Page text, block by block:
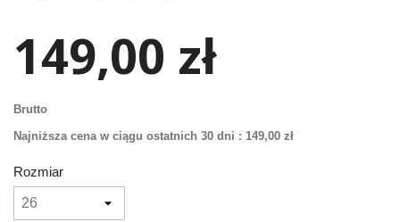
149,00 zł
Brutto
Najniższa cena w ciągu ostatnich 30 dni : 149,00 zł
Rozmiar